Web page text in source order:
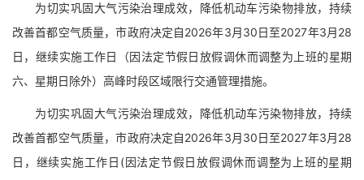
为切实巩固大气污染治理成效，降低机动车污染物排放，持续
改善首都空气质量，市政府决定自2026年3月30日至2027年3月28
日，继续实施工作日（因法定节假日放假调休而调整为上班的星期
六、星期日除外）高峰时段区域限行交通管理措施。
为切实巩固大气污染治理成效，降低机动车污染物排放，持续
改善首都空气质量，市政府决定自2026年3月30日至2027年3月28
日，继续实施工作日(因法定节假日放假调休而调整为上班的星期